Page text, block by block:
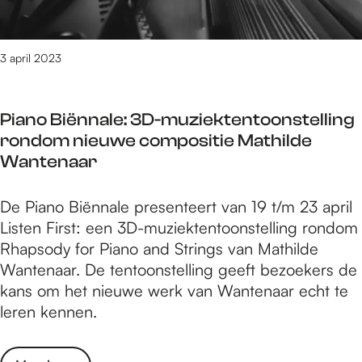
r
e
i
e
y
r
e
e
d
u
i
t
h
a
a
r
o
P
a
y
e
s
G
r
e
y
r
Piano Biënnale: 3D-muziektentoonstelling
rondom nieuwe compositie Mathilde
Wantenaar
3 april 2023
P
i
a
n
o
B
ë
De Piano Biënnale presenteert van 19 t/m 23 april
Listen First: een 3D-muziektentoonstelling rondom
Rhapsody for Piano and Strings van Mathilde
Wantenaar. De tentoonstelling geeft bezoekers de
kans om het nieuwe werk van Wantenaar echt te
leren kennen.